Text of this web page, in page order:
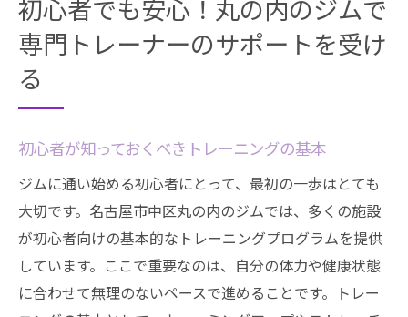
初心者でも安心！丸の内のジムで
専門トレーナーのサポートを受け
る
初心者が知っておくべきトレーニングの基本
ジムに通い始める初心者にとって、最初の一歩はとても
大切です。名古屋市中区丸の内のジムでは、多くの施設
が初心者向けの基本的なトレーニングプログラムを提供
しています。ここで重要なのは、自分の体力や健康状態
に合わせて無理のないペースで進めることです。トレー